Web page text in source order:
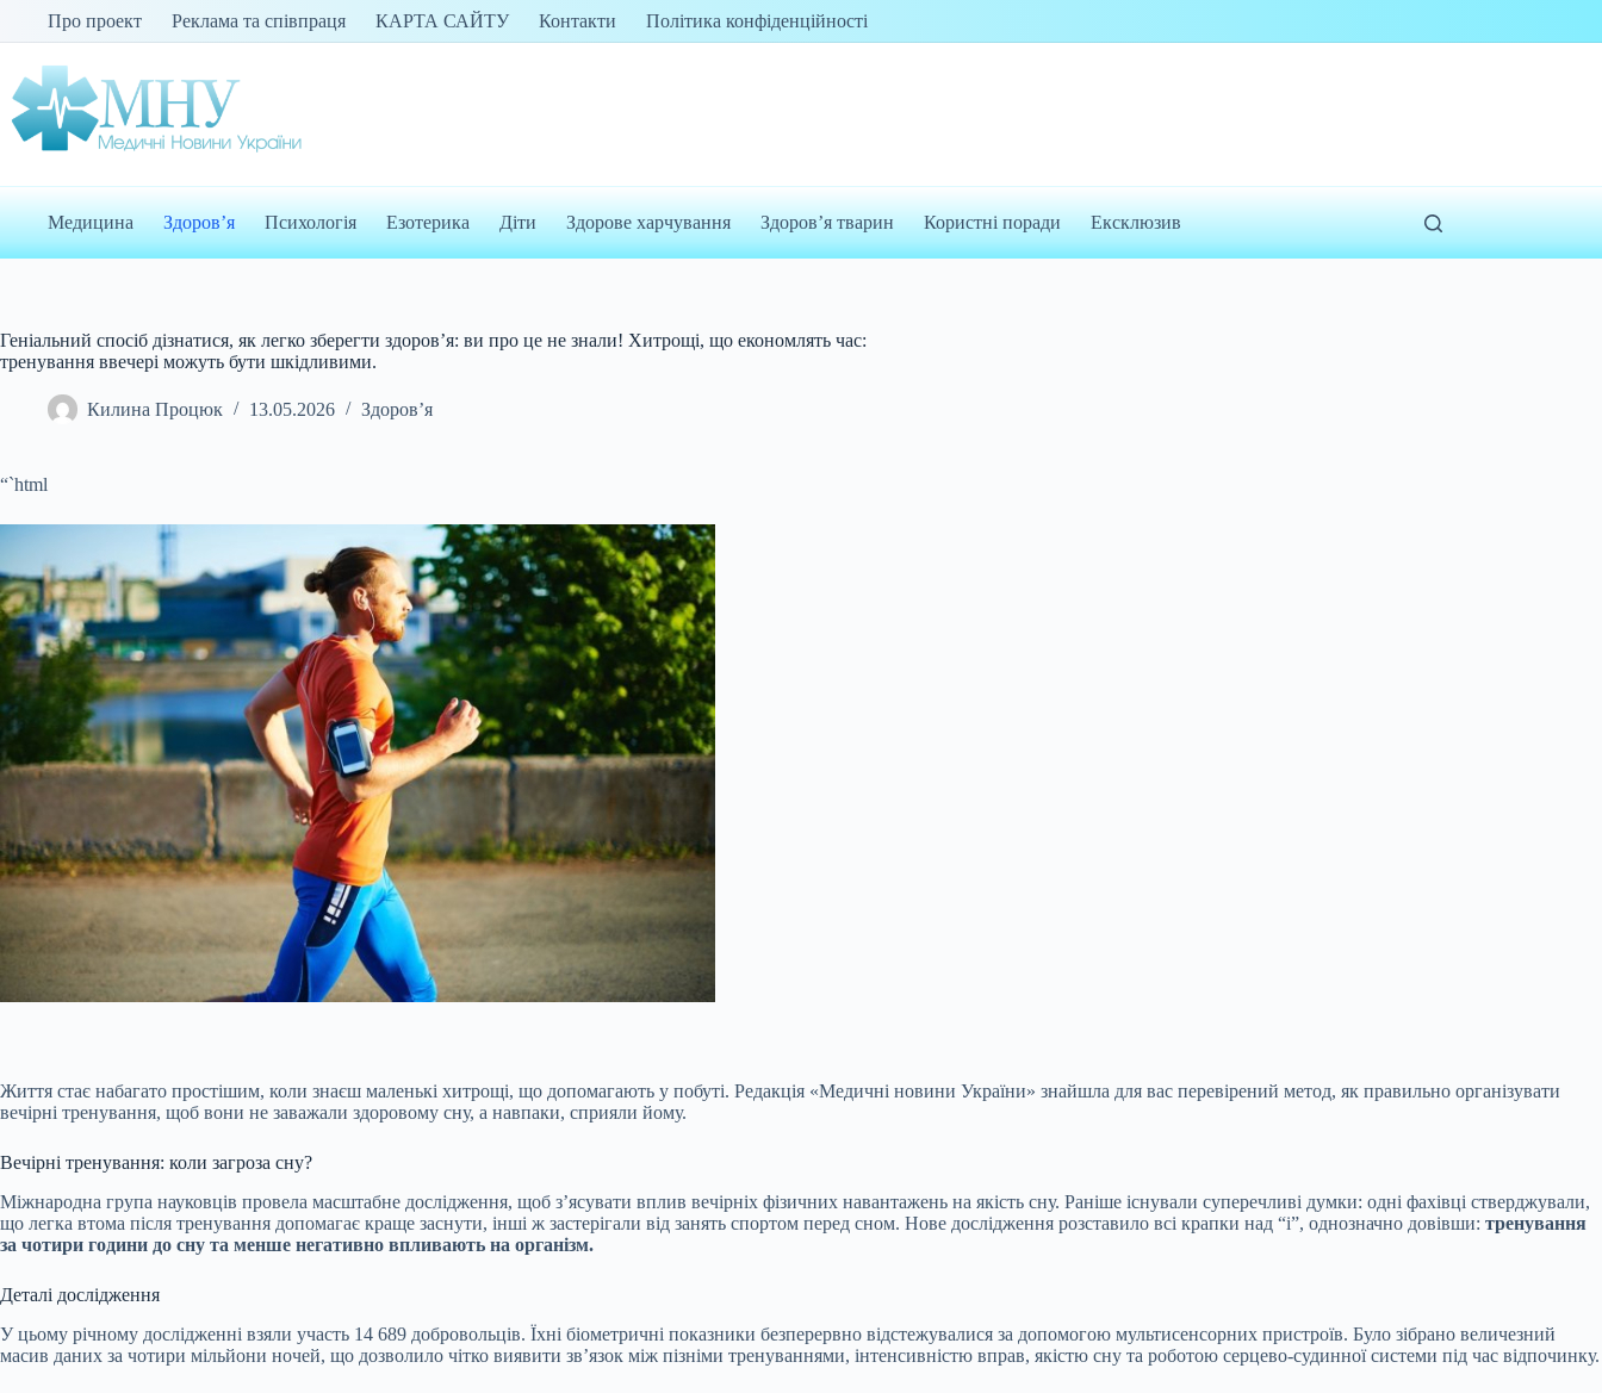
Про проект Реклама та співпраця КАРТА САЙТУ Контакти Політика конфіденційності
Медицина Здоров’я Психологія Езотерика Діти Здорове харчування Здоров’я тварин Користні поради Ексклюзив
Геніальний спосіб дізнатися, як легко зберегти здоров’я: ви про це не знали! Хитрощі, що економлять час:
тренування ввечері можуть бути шкідливими.
Килина Процюк 13.05.2026 Здоров’я
“`html
Життя стає набагато простішим, коли знаєш маленькі хитрощі, що допомагають у побуті. Редакція «Медичні новини України» знайшла для вас перевірений метод, як правильно організувати
вечірні тренування, щоб вони не заважали здоровому сну, а навпаки, сприяли йому.
Вечірні тренування: коли загроза сну?
Міжнародна група науковців провела масштабне дослідження, щоб з’ясувати вплив вечірніх фізичних навантажень на якість сну. Раніше існували суперечливі думки: одні фахівці стверджували,
що легка втома після тренування допомагає краще заснути, інші ж застерігали від занять спортом перед сном. Нове дослідження розставило всі крапки над “і”, однозначно довівши: тренування
за чотири години до сну та менше негативно впливають на організм.
Деталі дослідження
У цьому річному дослідженні взяли участь 14 689 добровольців. Їхні біометричні показники безперервно відстежувалися за допомогою мультисенсорних пристроїв. Було зібрано величезний
масив даних за чотири мільйони ночей, що дозволило чітко виявити зв’язок між пізніми тренуваннями, інтенсивністю вправ, якістю сну та роботою серцево-судинної системи під час відпочинку.